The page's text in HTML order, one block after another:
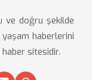
ve doğru şekilde
haberlerini
haber sitesidir.